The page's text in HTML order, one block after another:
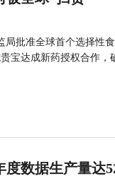
局批准全球首个选择性
宝达成新药授权合作
度数据生产量达